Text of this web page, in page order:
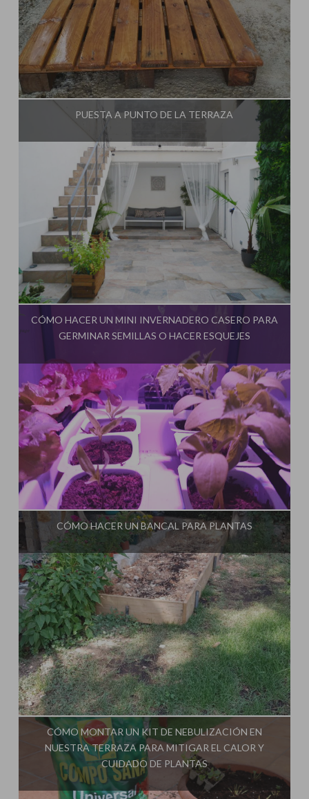
Influencer:
PUESTA A PUNTO DE LA TERRAZA
Influencer:
CÓMO HACER UN MINI INVERNADERO CASERO PARA
GERMINAR SEMILLAS O HACER ESQUEJES
Influencer:
CÓMO HACER UN BANCAL PARA PLANTAS
Influencer:
CÓMO MONTAR UN KIT DE NEBULIZACIÓN EN
NUESTRA TERRAZA PARA MITIGAR EL CALOR Y
CUIDADO DE PLANTAS